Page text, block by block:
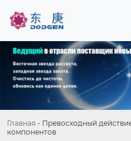
Главная - Превосходный
компонентов